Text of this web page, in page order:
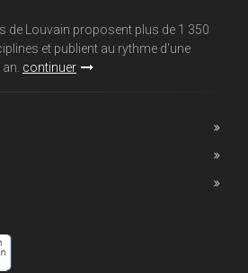
de Louvain proposent plus de 1 350
et publient au rythme d'une
continuer